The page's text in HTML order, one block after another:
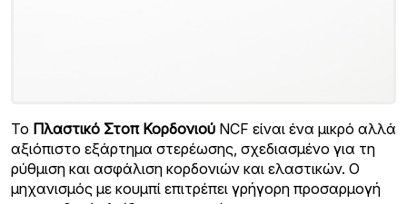
Το Πλαστικό Στοπ Κορδονιού NCF είναι ένα μικρό αλλά
αξιόπιστο εξάρτημα στερέωσης, σχεδιασμένο για τη
ρύθμιση και ασφάλιση κορδονιών και ελαστικών. Ο
μηχανισμός με κουμπί επιτρέπει γρήγορη προσαρμογή